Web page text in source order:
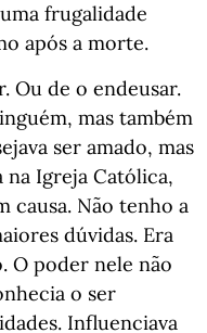
frugalidade
após a morte.
Ou de o endeusar.
mas também
ser amado, mas
na Igreja Católica,
causa. Não tenho a
dúvidas. Era
O poder nele não
o ser
Influenciava